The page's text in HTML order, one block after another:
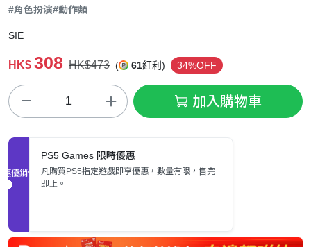
#角色扮演#動作類
SIE
HK$ 308 HK$473 ( 61紅利) 34%OFF
加入購物車
促銷優惠
PS5 Games 限時優惠
凡購買PS5指定遊戲即享優惠，數量有限，售完
即止。